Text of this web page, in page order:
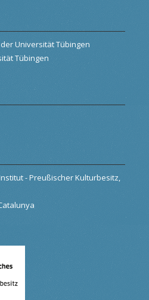
Universität Tübingen
Tübingen
- Preußischer Kulturbesitz,